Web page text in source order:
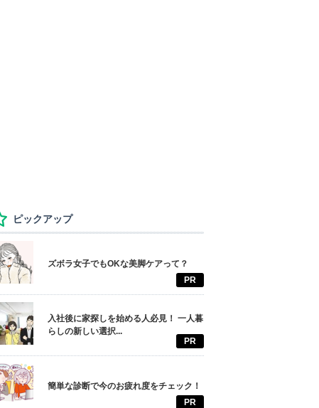
ピックアップ
ズボラ女子でもOKな美脚ケアって？
PR
入社後に家探しを始める人必見！ 一人暮
らしの新しい選択...
PR
簡単な診断で今のお疲れ度をチェック！
PR